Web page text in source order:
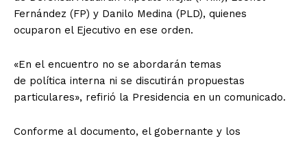
Fernández (FP) y Danilo Medina (PLD), quienes
ocuparon el Ejecutivo en ese orden.
«En el encuentro no se abordarán temas
de política interna ni se discutirán propuestas
particulares», refirió la Presidencia en un comunicado.
Conforme al documento, el gobernante y los